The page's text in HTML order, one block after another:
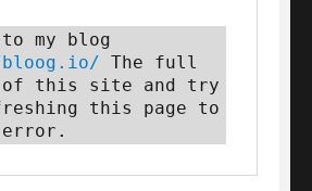
The full
of this site and try
this page to